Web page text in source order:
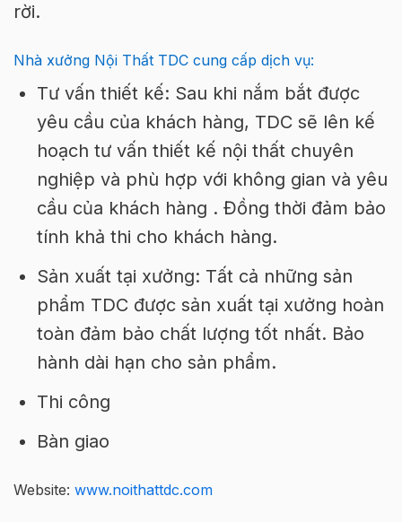
rời.
Nhà xưởng Nội Thất TDC cung cấp dịch vụ:
Tư vấn thiết kế: Sau khi nắm bắt được
yêu cầu của khách hàng, TDC sẽ lên kế
hoạch tư vấn thiết kế nội thất chuyên
nghiệp và phù hợp với không gian và yêu
cầu của khách hàng . Đồng thời đảm bảo
tính khả thi cho khách hàng.
Sản xuất tại xưởng: Tất cả những sản
phẩm TDC được sản xuất tại xưởng hoàn
toàn đảm bảo chất lượng tốt nhất. Bảo
hành dài hạn cho sản phẩm.
Thi công
Bàn giao
Website: www.noithattdc.com